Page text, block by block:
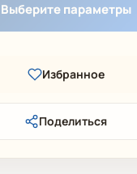
Выберите параметры
Избранное
Поделиться